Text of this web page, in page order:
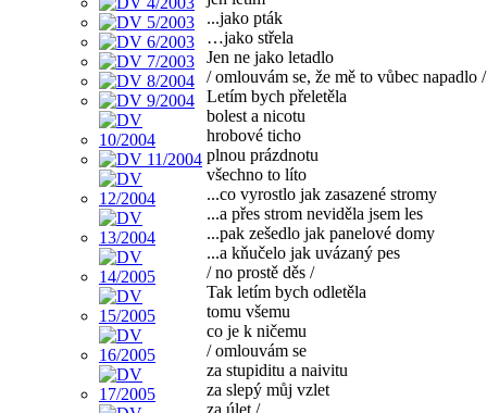
...jako pták
…jako střela
Jen ne jako letadlo
/ omlouvám se, že mě to vůbec napadlo /
Letím bych přeletěla
bolest a nicotu
hrobové ticho
plnou prázdnotu
všechno to líto
...co vyrostlo jak zasazené stromy
...a přes strom neviděla jsem les
...pak zešedlo jak panelové domy
...a kňučelo jak uvázaný pes
/ no prostě děs /
Tak letím bych odletěla
tomu všemu
co je k ničemu
/ omlouvám se
za stupiditu a naivitu
za slepý můj vzlet
za úlet /